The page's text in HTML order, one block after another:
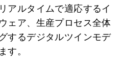
アルタイムで適応するイ
ェア、生産プロセス全体
するデジタルツインモデ
す。